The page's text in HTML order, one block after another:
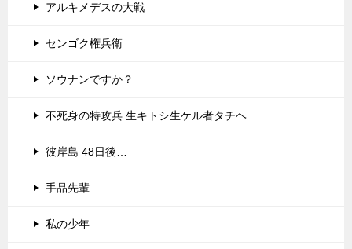
アルキメデスの大戦
センゴク権兵衛
ソウナンですか？
不死身の特攻兵 生キトシ生ケル者タチヘ
彼岸島 48日後…
手品先輩
私の少年